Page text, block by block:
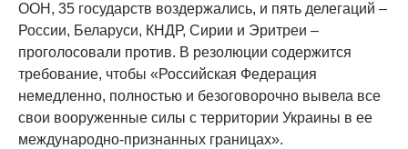
ООН, 35 государств воздержались, и пять делегаций –
России, Беларуси, КНДР, Сирии и Эритреи –
проголосовали против. В резолюции содержится
требование, чтобы «Российская Федерация
немедленно, полностью и безоговорочно вывела все
свои вооруженные силы с территории Украины в ее
международно-признанных границах».